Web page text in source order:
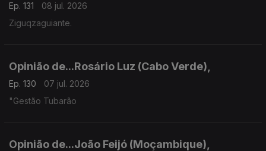
Ep. 131
08 jul. 2026
Ziguqzaguiante.
Opinião de...Rosário Luz (Cabo Verde),
Ep. 130
07 jul. 2026
"Gestão Tubarão
Opinião de...João Feijó (Moçambique),